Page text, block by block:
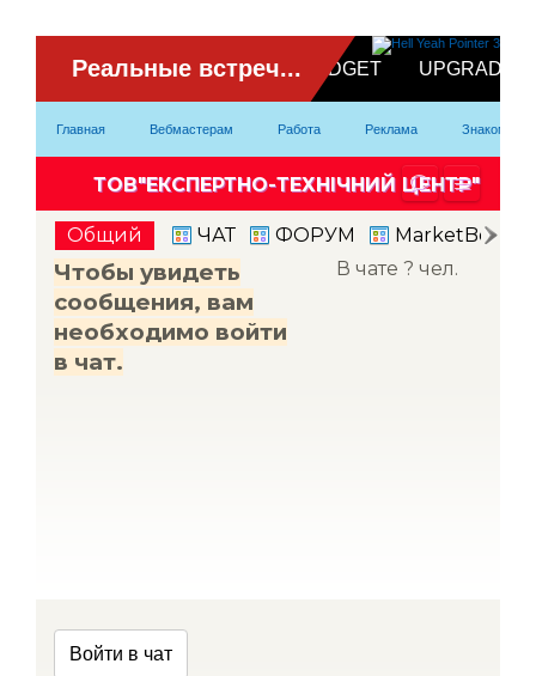
Главная Вебмастерам Работа Реклама Знакомство
ВидеоЧат
Партнерка
Модели
Контакты